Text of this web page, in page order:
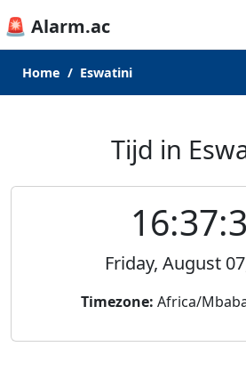
🚨 Alarm.ac
Home Eswatini
Tijd in
Friday, August
Timezone: Africa/